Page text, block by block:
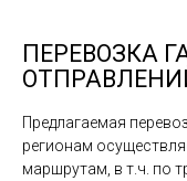
ПЕРЕВОЗКА
Предлагаемая
регионам
маршрутам, в т.ч. по